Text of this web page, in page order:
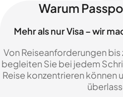
Warum
Mehr als nur Visa – wir
Von Reiseanforderungen
begleiten Sie bei jedem
Reise konzentrieren können